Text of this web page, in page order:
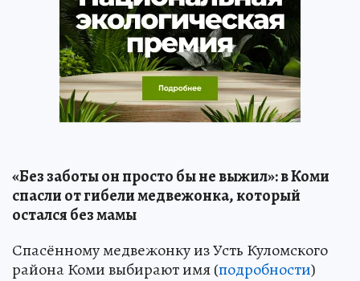
«Без заботы он просто бы не выжил»: в Коми
спасли от гибели медвежонка, который
остался без мамы
Спасённому медвежонку из Усть Куломского
района Коми выбирают имя (подробности)